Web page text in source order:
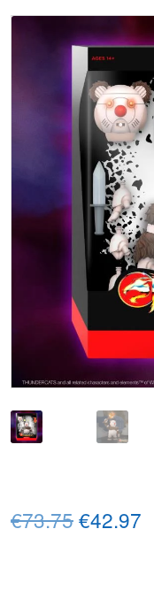
€73.75Le
€42.97